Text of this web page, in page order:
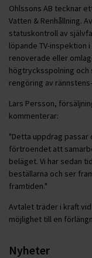
Ohlssons AB tecknar
Vatten & Renhållning.
statuskontroll av
löpande TV-inspektion
renoverade eller
högtrycksspolning och
rengöring av
Lars Persson,
kommenterar:
"Detta uppdrag passar
förtroendet att
beläget. Vi har sedan
beställarna och ser
framtiden."
Avtalet träder i kraft
möjlighet till en
Nyheter